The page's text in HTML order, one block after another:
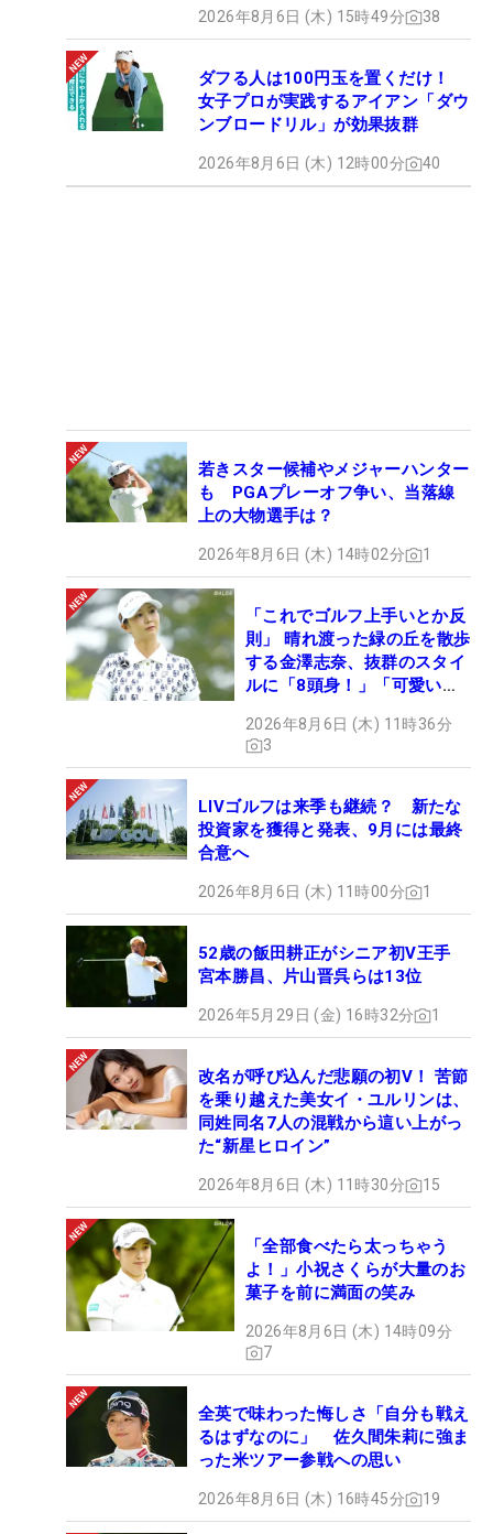
2026年8月6日 (木) 15時49分 38
ダフる人は100円玉を置くだけ！
女子プロが実践するアイアン「ダウ
ンブロードリル」が効果抜群
2026年8月6日 (木) 12時00分 40
若きスター候補やメジャーハンター
も PGAプレーオフ争い、当落線
上の大物選手は？
2026年8月6日 (木) 14時02分 1
「これでゴルフ上手いとか反
則」 晴れ渡った緑の丘を散歩
する金澤志奈、抜群のスタイ
ルに「8頭身！」「可愛いに
2026年8月6日 (木) 11時36分
3
LIVゴルフは来季も継続？ 新たな
投資家を獲得と発表、9月には最終
合意へ
2026年8月6日 (木) 11時00分 1
52歳の飯田耕正がシニア初V王手
宮本勝昌、片山晋呉らは13位
2026年5月29日 (金) 16時32分 1
改名が呼び込んだ悲願の初V！ 苦節
を乗り越えた美女イ・ユルリンは、
同姓同名7人の混戦から這い上がっ
た“新星ヒロイン”
2026年8月6日 (木) 11時30分 15
「全部食べたら太っちゃう
よ！」小祝さくらが大量のお
菓子を前に満面の笑み
2026年8月6日 (木) 14時09分
7
全英で味わった悔しさ「自分も戦え
るはずなのに」 佐久間朱莉に強ま
った米ツアー参戦への思い
2026年8月6日 (木) 16時45分 19